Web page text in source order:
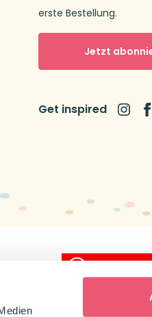
erste Bestellung.
Jetzt
Get inspired